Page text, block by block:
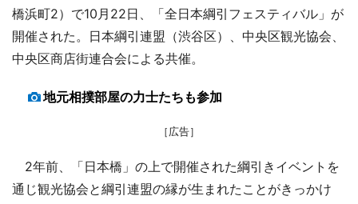
橋浜町2）で10月22日、「全日本綱引フェスティバル」が
開催された。日本綱引連盟（渋谷区）、中央区観光協会、
中央区商店街連合会による共催。
地元相撲部屋の力士たちも参加
［広告］
2年前、「日本橋」の上で開催された綱引きイベントを
通じ観光協会と綱引連盟の縁が生まれたことがきっかけ